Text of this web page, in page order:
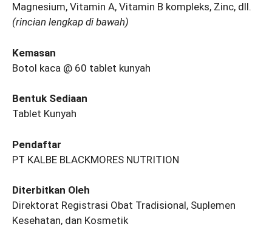
Magnesium, Vitamin A, Vitamin B kompleks, Zinc, dll.
(rincian lengkap di bawah)
Kemasan
Botol kaca @ 60 tablet kunyah
Bentuk Sediaan
Tablet Kunyah
Pendaftar
PT KALBE BLACKMORES NUTRITION
Diterbitkan Oleh
Direktorat Registrasi Obat Tradisional, Suplemen
Kesehatan, dan Kosmetik